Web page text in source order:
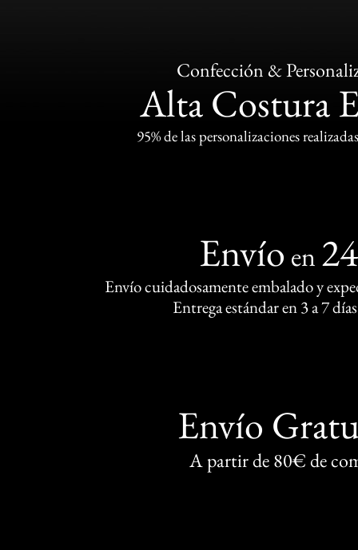
Confección &
Alta Costura
95% de las personalizaciones
Envío en
Envío cuidadosamente embalado y
Entrega estándar en 3 a 7
Envío
A partir de 80€ de